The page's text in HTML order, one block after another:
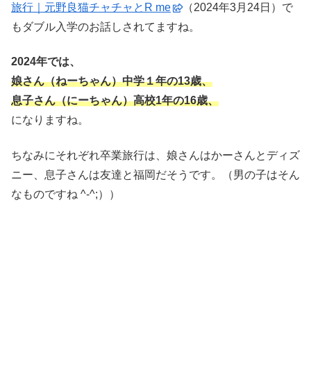
旅行｜元野良猫チャチャとR me
（2024年3月24日）で
もダブル入学のお話しされてますね。
2024年では、
娘さん（ねーちゃん）中学１年の13歳、
息子さん（にーちゃん）高校1年の16歳、
になりますね。
ちなみにそれぞれ卒業旅行は、娘さんはかーさんとディズ
ニー、息子さんは友達と福岡だそうです。（男の子はそん
なものですね ^-^;））